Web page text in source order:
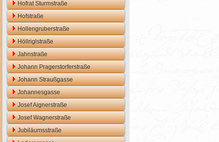
Hofrat Sturmstraße
Hofstraße
Hollengruberstraße
Höllriglstraße
Jahnstraße
Johann Pragerstorferstraße
Johann Straußgasse
Johannesgasse
Josef Aignerstraße
Josef Wagnerstraße
Jubiläumsstraße